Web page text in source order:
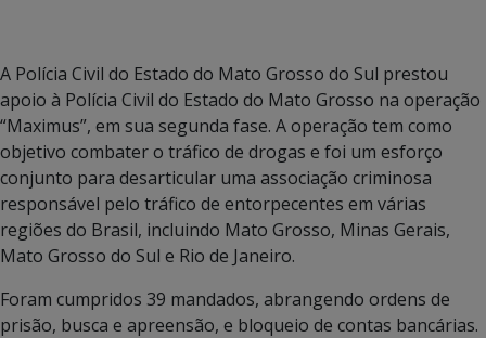
A Polícia Civil do Estado do Mato Grosso do Sul prestou
apoio à Polícia Civil do Estado do Mato Grosso na operação
“Maximus”, em sua segunda fase. A operação tem como
objetivo combater o tráfico de drogas e foi um esforço
conjunto para desarticular uma associação criminosa
responsável pelo tráfico de entorpecentes em várias
regiões do Brasil, incluindo Mato Grosso, Minas Gerais,
Mato Grosso do Sul e Rio de Janeiro.
Foram cumpridos 39 mandados, abrangendo ordens de
prisão, busca e apreensão, e bloqueio de contas bancárias.